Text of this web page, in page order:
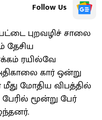
Follow Us
புறவழிச் சாலை
தேசிய
ரயில்வே
கார் ஒன்று
மோதிய விபத்தில்
மூன்று பேர்